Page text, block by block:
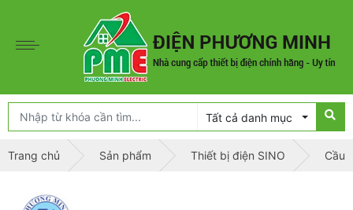
Tất cả danh mục
Trang chủ Sản phẩm Thiết bị điện SINO Cầu